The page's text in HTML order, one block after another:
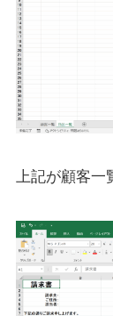
上記が顧客一